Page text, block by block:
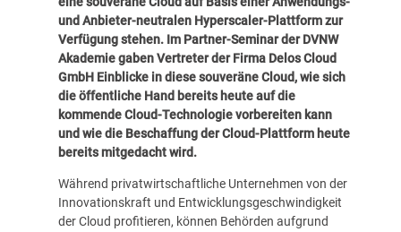
und Anbieter-neutralen Hyperscaler-Plattform zur
Verfügung stehen. ImPartner-SeminarderDVNW
Akademiegaben Vertreter der Firma Delos Cloud
GmbH Einblicke in diese souveräne Cloud, wie sich
die öffentliche Hand bereits heute auf die
kommende Cloud-Technologie vorbereiten kann
und wie die Beschaffung der Cloud-Plattform heute
bereits mitgedacht wird.
Während privatwirtschaftliche Unternehmen von der
Innovationskraft und Entwicklungsgeschwindigkeit
der Cloud profitieren, können Behörden aufgrund